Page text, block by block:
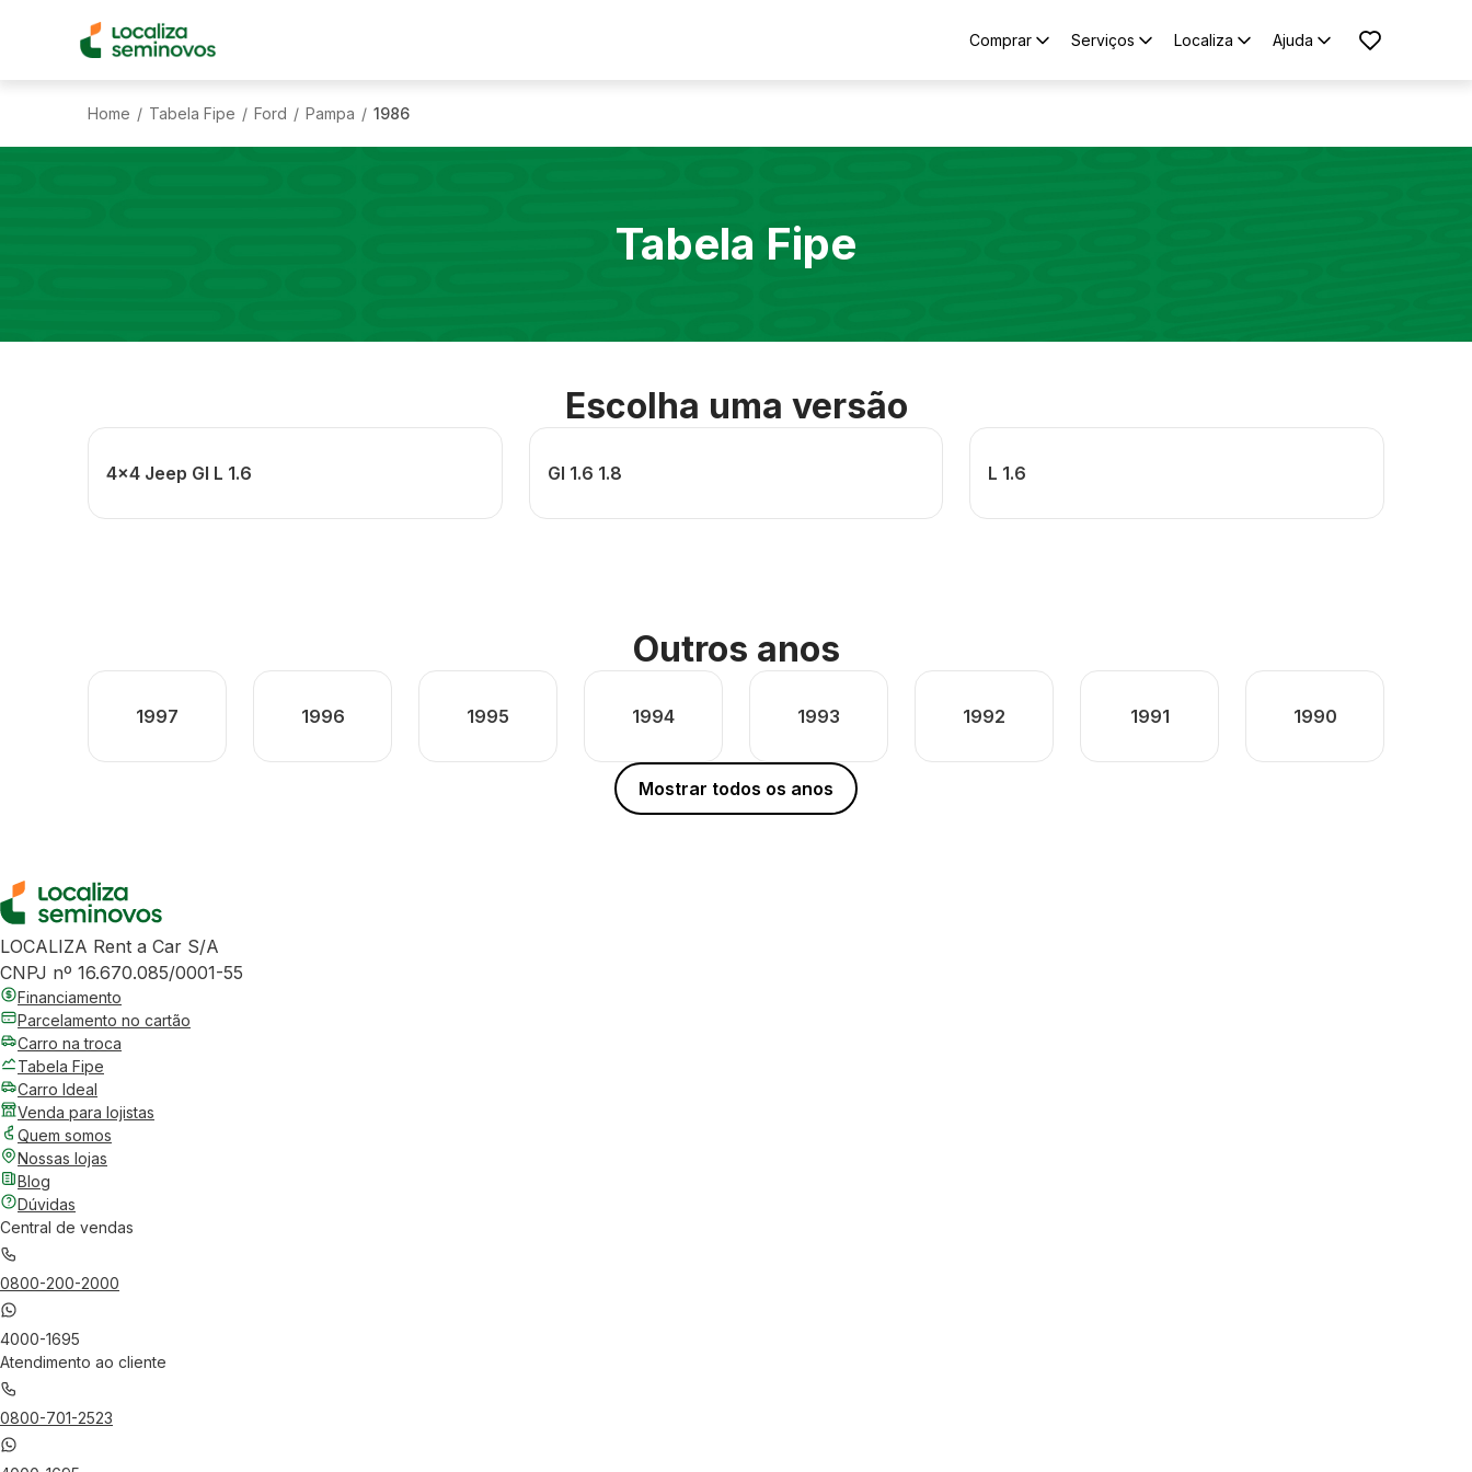
Comprar Serviços Localiza Ajuda
Home / Tabela Fipe / Ford / Pampa / 1986
Tabela Fipe
Escolha uma versão
4x4 Jeep Gl L 1.6 Gl 1.6 1.8 L 1.6
Outros anos
1997 1996 1995 1994 1993 1992 1991 1990
Mostrar todos os anos
LOCALIZA Rent a Car S/A
CNPJ nº 16.670.085/0001-55
Financiamento
Parcelamento no cartão
Carro na troca
Tabela Fipe
Carro Ideal
Venda para lojistas
Quem somos
Nossas lojas
Blog
Dúvidas
Central de vendas
0800-200-2000
4000-1695
Atendimento ao cliente
0800-701-2523